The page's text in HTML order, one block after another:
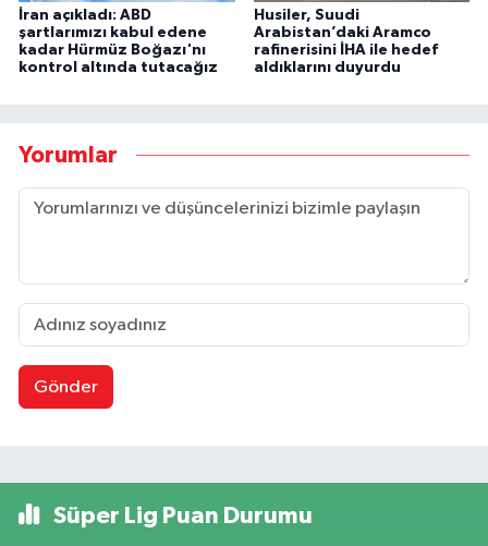
İran açıkladı: ABD
şartlarımızı kabul edene
kadar Hürmüz Boğazı'nı
kontrol altında tutacağız
Husiler, Suudi
Arabistan’daki Aramco
rafinerisini İHA ile hedef
aldıklarını duyurdu
Yorumlar
Gönder
Süper Lig Puan Durumu